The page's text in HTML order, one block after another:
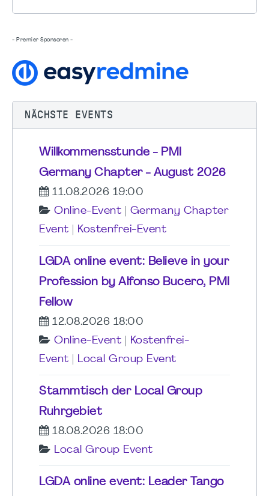
- Premier Sponsoren -
NÄCHSTE EVENTS
Willkommensstunde - PMI
Germany Chapter - August 2026
11.08.2026 19:00
Online-Event
Germany Chapter
Event
Kostenfrei-Event
LGDA online event: Believe in your
Profession by Alfonso Bucero, PMI
Fellow
12.08.2026 18:00
Online-Event
Kostenfrei-
Event
Local Group Event
Stammtisch der Local Group
Ruhrgebiet
18.08.2026 18:00
Local Group Event
LGDA online event: Leader Tango